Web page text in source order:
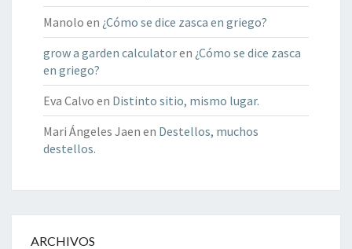
Manolo en ¿Cómo se dice zasca en griego?
grow a garden calculatoren ¿Cómo se dice zasca
en griego?
Eva Calvo en Distinto sitio, mismo lugar.
Mari Ángeles Jaen en Destellos, muchos
destellos.
ARCHIVOS